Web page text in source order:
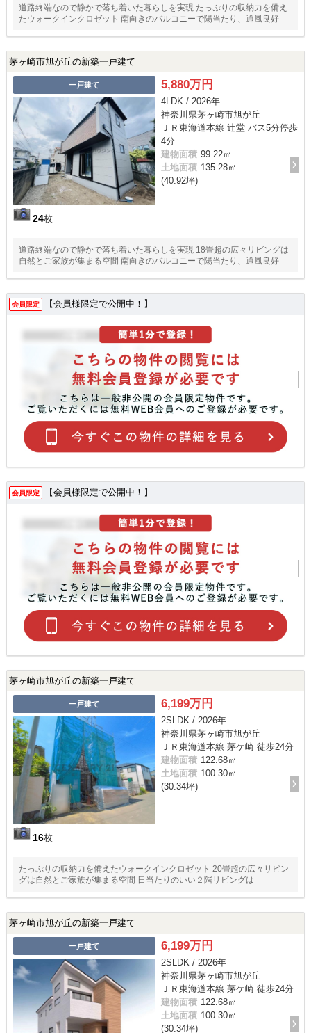
道路終端なので静かで落ち着いた暮らしを実現 たっぷりの収納力を備え
たウォークインクロゼット 南向きのバルコニーで陽当たり、通風良好
茅ヶ崎市旭が丘の新築一戸建て
一戸建て
24枚
5,880万円
4LDK / 2026年
神奈川県茅ヶ崎市旭が丘
ＪＲ東海道本線 辻堂 バス5分停歩
4分
建物面積 99.22㎡
土地面積 135.28㎡
(40.92坪)
道路終端なので静かで落ち着いた暮らしを実現 18畳超の広々リビングは
自然とご家族が集まる空間 南向きのバルコニーで陽当たり、通風良好
会員限定 【会員様限定で公開中！】
会員限定 【会員様限定で公開中！】
茅ヶ崎市旭が丘の新築一戸建て
一戸建て
16枚
6,199万円
2SLDK / 2026年
神奈川県茅ヶ崎市旭が丘
ＪＲ東海道本線 茅ケ崎 徒歩24分
建物面積 122.68㎡
土地面積 100.30㎡
(30.34坪)
たっぷりの収納力を備えたウォークインクロゼット 20畳超の広々リビン
グは自然とご家族が集まる空間 日当たりのいい２階リビングは
茅ヶ崎市旭が丘の新築一戸建て
一戸建て 6,199万円
2SLDK / 2026年
神奈川県茅ヶ崎市旭が丘
ＪＲ東海道本線 茅ケ崎 徒歩24分
建物面積 122.68㎡
土地面積 100.30㎡
(30.34坪)